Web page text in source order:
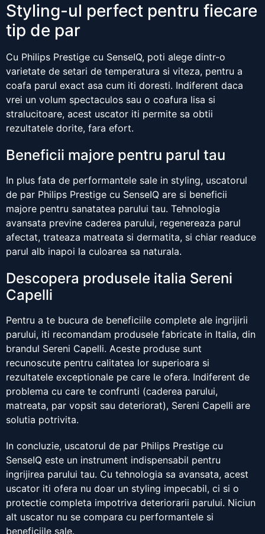
Styling-ul perfect pentru fiecare
tip de par
Cu Philips Prestige cu SenseIQ, poti alege dintr-o
varietate de setari de temperatura si viteza, pentru a
coafa parul exact asa cum iti doresti. Indiferent daca
vrei un volum spectaculos sau o coafura lisa si
stralucitoare, acest uscator iti permite sa obtii
rezultatele dorite, fara efort.
Beneficii majore pentru parul tau
In plus fata de performantele sale in styling, uscatorul
de par Philips Prestige cu SenseIQ are si beneficii
majore pentru sanatatea parului tau. Tehnologia
avansata previne caderea parului, regenereaza parul
afectat, trateaza matreata si dermatita, si chiar readuce
parul alb inapoi la culoarea sa naturala.
Descopera produsele italia Sereni
Capelli
Pentru a te bucura de beneficiile complete ale ingrijirii
parului, iti recomandam produsele fabricate in Italia, din
brandul Sereni Capelli. Aceste produse sunt
recunoscute pentru calitatea lor superioara si
rezultatele exceptionale pe care le ofera. Indiferent de
problema cu care te confrunti (caderea parului,
matreata, par vopsit sau deteriorat), Sereni Capelli are
solutia potrivita.
In concluzie, uscatorul de par Philips Prestige cu
SenseIQ este un instrument indispensabil pentru
ingrijirea parului tau. Cu tehnologia sa avansata, acest
uscator iti ofera nu doar un styling impecabil, ci si o
protectie completa impotriva deteriorarii parului. Niciun
alt uscator nu se compara cu performantele si
beneficiile sale.